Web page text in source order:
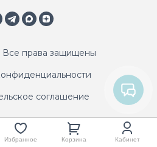
права защищены
соглашение
Избранное Корзина Кабинет